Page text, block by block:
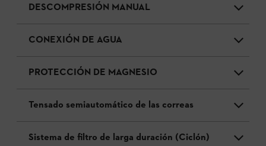
DESCOMPRESIÓN MANUAL
CONEXIÓN DE AGUA
PROTECCIÓN DE MAGNESIO
Tensado semiautomático de las correas
Sistema de filtro de larga duración (Ciclón)